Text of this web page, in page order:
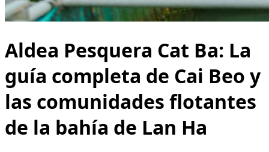
Aldea Pesquera Cat Ba: La
guía completa de Cai Beo y
las comunidades flotantes
de la bahía de Lan Ha